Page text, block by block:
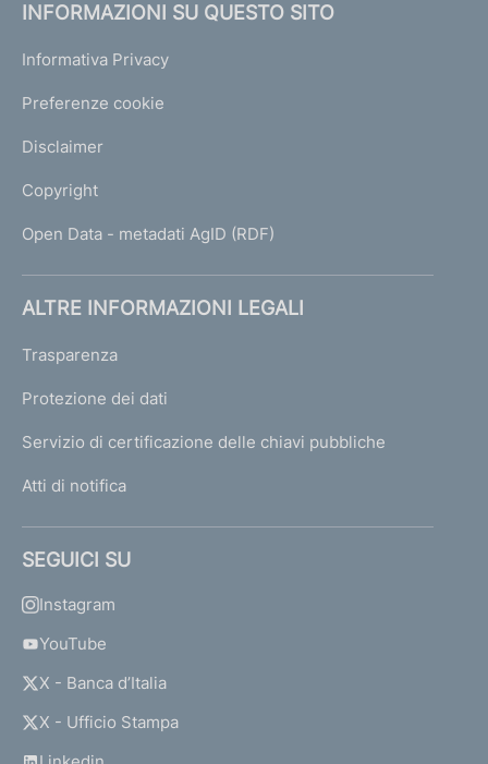
INFORMAZIONI SU QUESTO SITO
Informativa Privacy
Preferenze cookie
Disclaimer
Copyright
Open Data - metadati AgID (RDF)
ALTRE INFORMAZIONI LEGALI
Trasparenza
Protezione dei dati
Servizio di certificazione delle chiavi pubbliche
Atti di notifica
SEGUICI SU
Instagram
YouTube
X - Banca d’Italia
X - Ufficio Stampa